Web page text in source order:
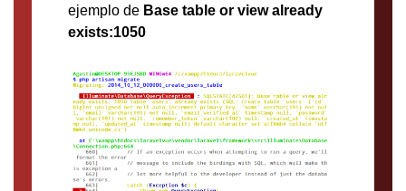
ejemplo de Base table or view already
exists:1050